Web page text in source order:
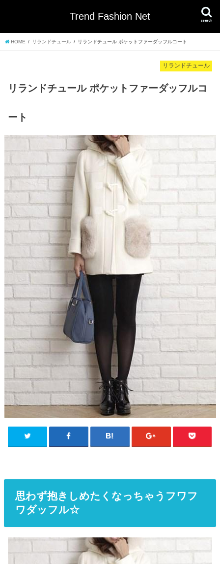
Trend Fashion Net search
HOME リランドチュール リランドチュール ポケットファーダッフルコート
リランドチュール
リランドチュール ポケットファーダッフルコ
ート
思わず抱きしめたくなっちゃうフワフ
ワダッフル☆